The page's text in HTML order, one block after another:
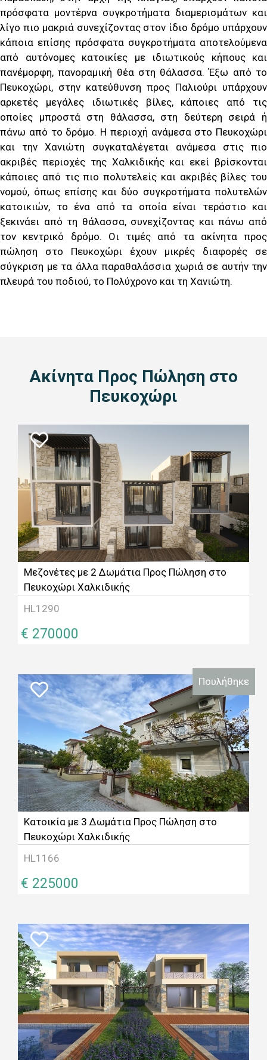
πρόσφατα μοντέρνα συγκροτήματα διαμερισμάτων και
λίγο πιο μακριά συνεχίζοντας στον ίδιο δρόμο υπάρχουν
κάποια επίσης πρόσφατα συγκροτήματα αποτελούμενα
από αυτόνομες κατοικίες με ιδιωτικούς κήπους και
πανέμορφη, πανοραμική θέα στη θάλασσα. Έξω από το
Πευκοχώρι, στην κατεύθυνση προς Παλιούρι υπάρχουν
αρκετές μεγάλες ιδιωτικές βίλες, κάποιες από τις
οποίες μπροστά στη θάλασσα, στη δεύτερη σειρά ή
πάνω από το δρόμο. Η περιοχή ανάμεσα στο Πευκοχώρι
και την Χανιώτη συγκαταλέγεται ανάμεσα στις πιο
ακριβές περιοχές της Χαλκιδικής και εκεί βρίσκονται
κάποιες από τις πιο πολυτελείς και ακριβές βίλες του
νομού, όπως επίσης και δύο συγκροτήματα πολυτελών
κατοικιών, το ένα από τα οποία είναι τεράστιο και
ξεκινάει από τη θάλασσα, συνεχίζοντας και πάνω από
τον κεντρικό δρόμο. Οι τιμές από τα ακίνητα προς
πώληση στο Πευκοχώρι έχουν μικρές διαφορές σε
σύγκριση με τα άλλα παραθαλάσσια χωριά σε αυτήν την
πλευρά του ποδιού, το Πολύχρονο και τη Χανιώτη.
Ακίνητα Προς Πώληση στο
Πευκοχώρι
Μεζονέτες με 2 Δωμάτια Προς Πώληση στο
Πευκοχώρι Χαλκιδικής
HL1290
€ 270000
Πουλήθηκε
Κατοικία με 3 Δωμάτια Προς Πώληση στο
Πευκοχώρι Χαλκιδικής
HL1166
€ 225000